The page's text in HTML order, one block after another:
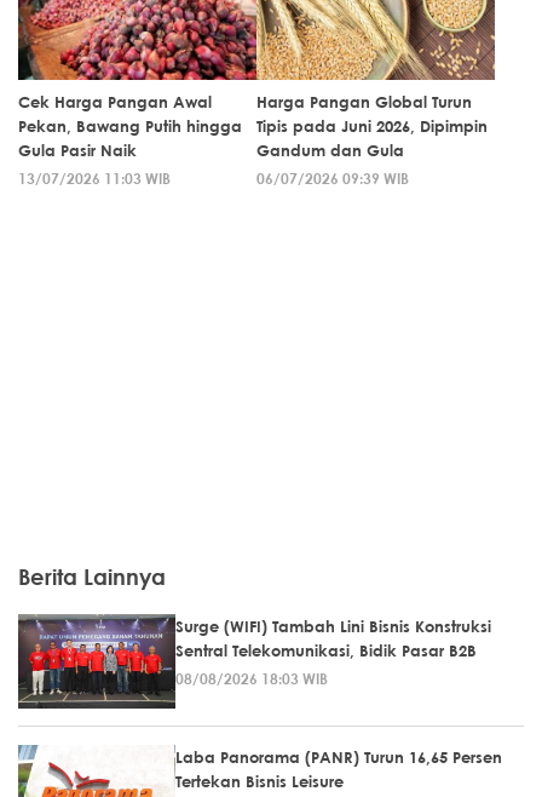
Cek Harga Pangan Awal
Pekan, Bawang Putih hingga
Gula Pasir Naik
13/07/2026 11:03 WIB
Harga Pangan Global Turun
Tipis pada Juni 2026, Dipimpin
Gandum dan Gula
06/07/2026 09:39 WIB
Berita Lainnya
Surge (WIFI) Tambah Lini Bisnis Konstruksi
Sentral Telekomunikasi, Bidik Pasar B2B
08/08/2026 18:03 WIB
Laba Panorama (PANR) Turun 16,65 Persen
Tertekan Bisnis Leisure